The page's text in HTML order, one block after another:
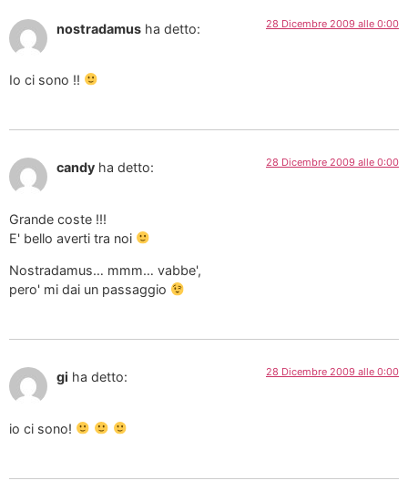
nostradamus ha detto: 28 Dicembre 2009 alle 0:00
Io ci sono !!
candy ha detto: 28 Dicembre 2009 alle 0:00
Grande coste !!!
E' bello averti tra noi
Nostradamus… mmm… vabbe',
pero' mi dai un passaggio
gi ha detto: 28 Dicembre 2009 alle 0:00
io ci sono!